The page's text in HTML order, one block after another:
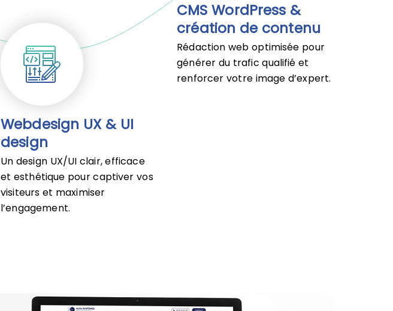
Webdesign UX & UI
design
Un design UX/UI clair, efficace
et esthétique pour captiver vos
visiteurs et maximiser
l’engagement.
CMS WordPress &
création de contenu
Rédaction web optimisée pour
générer du trafic qualifié et
renforcer votre image d’expert.